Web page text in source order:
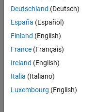
können
die
Suchkriterien
weiter
fassen
oder
alle
Stellenangebote
anzeigen .
Deutschland (Deutsch)
España (Español)
Finland (English)
France (Français)
Ireland (English)
Italia (Italiano)
Luxembourg (English)